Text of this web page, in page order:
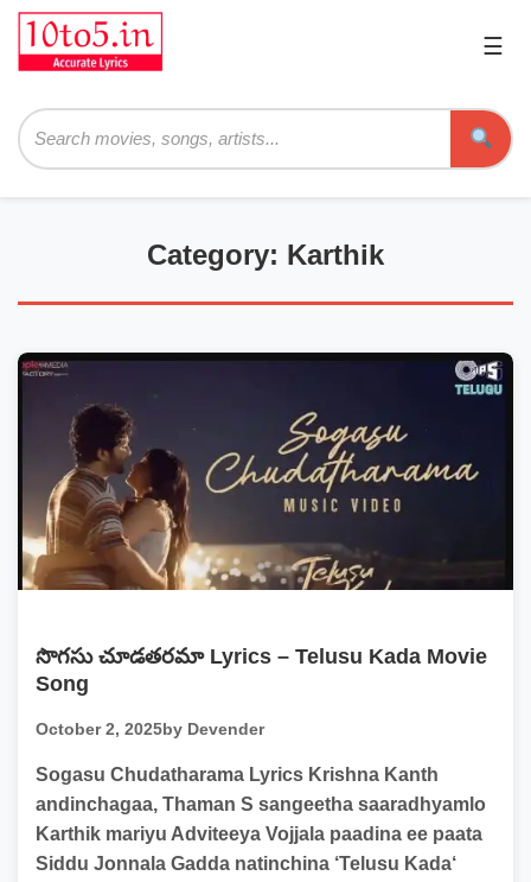
☰
Category: Karthik
సొగసు చూడతరమా Lyrics – Telusu Kada Movie
Song
October 2, 2025by Devender
Sogasu Chudatharama Lyrics Krishna Kanth
andinchagaa, Thaman S sangeetha saaradhyamlo
Karthik mariyu Adviteeya Vojjala paadina ee paata
Siddu Jonnala Gadda natinchina ‘Telusu Kada‘